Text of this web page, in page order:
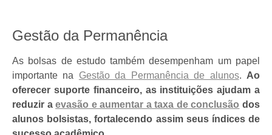
Gestão da Permanência
As bolsas de estudo também desempenham um papel
importante na Gestão da Permanência de alunos. Ao
oferecer suporte financeiro, as instituições ajudam a
reduzir aevasão e aumentar a taxa de conclusão dos
alunos bolsistas, fortalecendo assim seus índices de